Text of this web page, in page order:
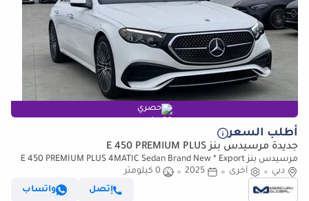
حصري
أطلب السعر
جديدة مرسيدس بنز E 450 PREMIUM PLUS
مرسيدس بنز E 450 PREMIUM PLUS 4MATIC Sedan Brand New * Export
Price *دبي أخرى 2025
0 كيلومتر
إتصل
واتساب